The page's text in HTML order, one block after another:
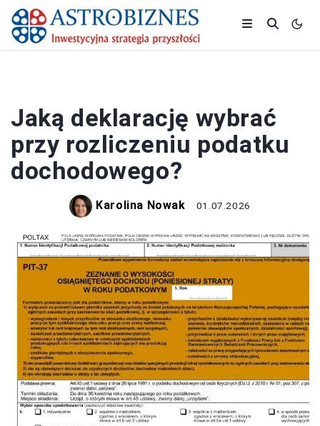
Jaką deklarację wybrać
przy rozliczeniu podatku
dochodowego?
Karolina Nowak 01.07.2026